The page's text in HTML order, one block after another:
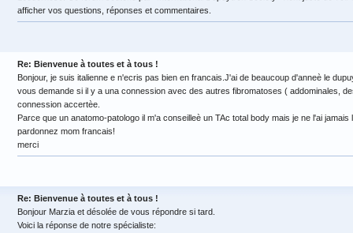
afficher vos questions, réponses et commentaires.
Re: Bienvenue à toutes et à tous !
Bonjour, je suis italienne e n'ecris pas bien en francais.J'ai de beaucoup d'anneè le
vous demande si il y a una connession avec des autres fibromatoses ( addominales,
connession accertèe.
Parce que un anatomo-patologo il m'a conseilleè un TAc total body mais je ne l'ai jamais
pardonnez mom francais!
merci
Re: Bienvenue à toutes et à tous !
Bonjour Marzia et désolée de vous répondre si tard.
Voici la réponse de notre spécialiste: